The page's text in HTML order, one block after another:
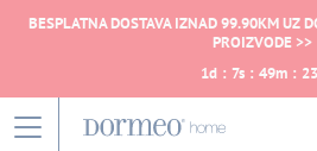
BESPLATNA DOSTAVA IZNAD 99.90KM UZ
PROIZVODE >>
1d : 7s : 49m : 23